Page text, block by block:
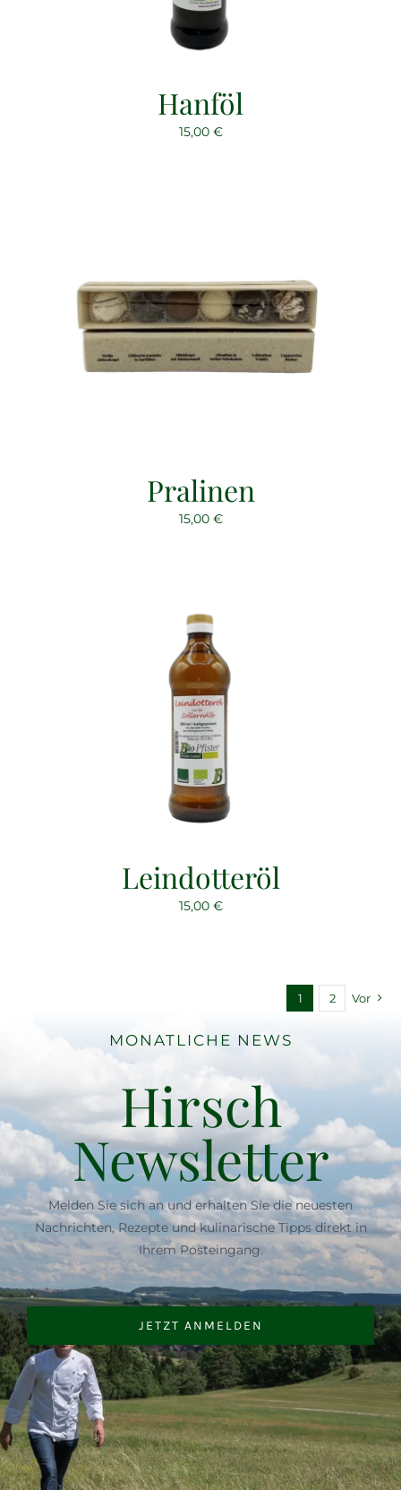
Hanföl
15,00 €
Pralinen
15,00 €
Leindotteröl
15,00 €
1 2 Vor
MONATLICHE NEWS
Hirsch
Newsletter
Melden Sie sich an und erhalten Sie die neuesten
Nachrichten, Rezepte und kulinarische Tipps direkt in
Ihrem Posteingang.
JETZT ANMELDEN